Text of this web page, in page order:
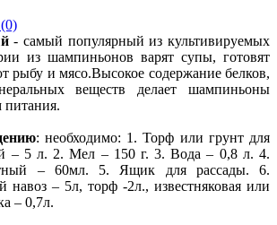
- самый популярный из культивируемых
из шампиньонов варят супы, готовят
рыбу и мясо.Высокое содержание белков,
веществ делает шампиньоны
: необходимо: 1. Торф или грунт для
– 5 л. 2. Мел – 150 г. 3. Вода – 0,8 л. 4.
– 60мл. 5. Ящик для рассады. 6.
навоз – 5л, торф -2л., известняковая или
– 0,7л.